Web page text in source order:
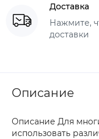
Доставка
Нажмите,
доставки
Описание
Описание Для
использовать